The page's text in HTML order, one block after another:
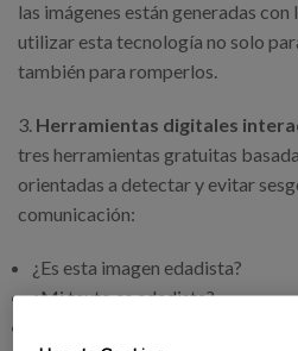
las imágenes están generadas
utilizar esta tecnología no solo
también para romperlos.
3. Herramientas digitales
tres herramientas gratuitas
orientadas a detectar y evitar
comunicación:
¿Es esta imagen edadista?
¿Mi texto es edadista?